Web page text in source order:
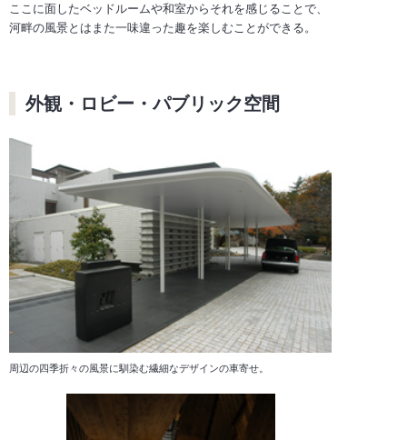
ここに面したベッドルームや和室からそれを感じることで、
河畔の風景とはまた一味違った趣を楽しむことができる。
外観・ロビー・パブリック空間
周辺の四季折々の風景に馴染む繊細なデザインの車寄せ。